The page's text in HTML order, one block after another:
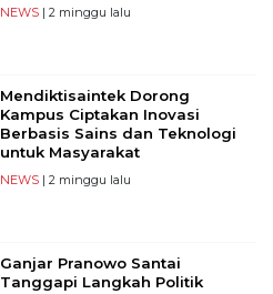
NEWS| 2 minggu lalu
Mendiktisaintek Dorong
Kampus Ciptakan Inovasi
Berbasis Sains dan Teknologi
untuk Masyarakat
NEWS| 2 minggu lalu
Ganjar Pranowo Santai
Tanggapi Langkah Politik